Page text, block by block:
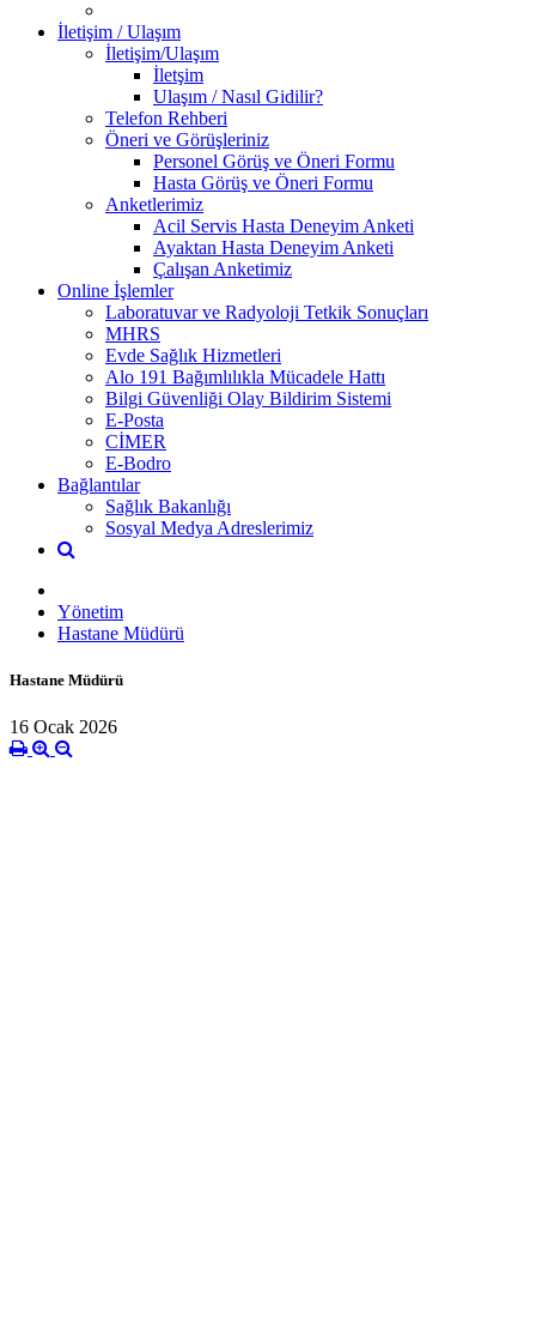
İletişim / Ulaşım
İletişim/Ulaşım
İletşim
Ulaşım / Nasıl Gidilir?
Telefon Rehberi
Öneri ve Görüşleriniz
Personel Görüş ve Öneri Formu
Hasta Görüş ve Öneri Formu
Anketlerimiz
Acil Servis Hasta Deneyim Anketi
Ayaktan Hasta Deneyim Anketi
Çalışan Anketimiz
Online İşlemler
Laboratuvar ve Radyoloji Tetkik Sonuçları
MHRS
Evde Sağlık Hizmetleri
Alo 191 Bağımlılıkla Mücadele Hattı
Bilgi Güvenliği Olay Bildirim Sistemi
E-Posta
CİMER
E-Bodro
Bağlantılar
Sağlık Bakanlığı
Sosyal Medya Adreslerimiz
Yönetim
Hastane Müdürü
Hastane Müdürü
16 Ocak 2026